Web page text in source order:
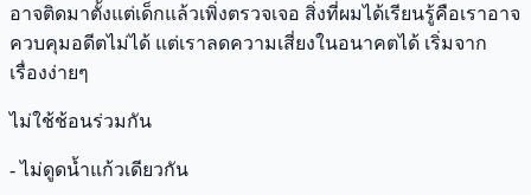
อาจติดมาตั้งแต่เด็กแล้วเพิ่งตรวจเจอ สิ่งที่ผมได้เรียนรู้คือเราอาจ
ควบคุมอดีตไม่ได้ แต่เราลดความเสี่ยงในอนาคตได้ เริ่มจาก
เรื่องง่ายๆ
ไม่ใช้ช้อนร่วมกัน
- ไม่ดูดน้ำแก้วเดียวกัน